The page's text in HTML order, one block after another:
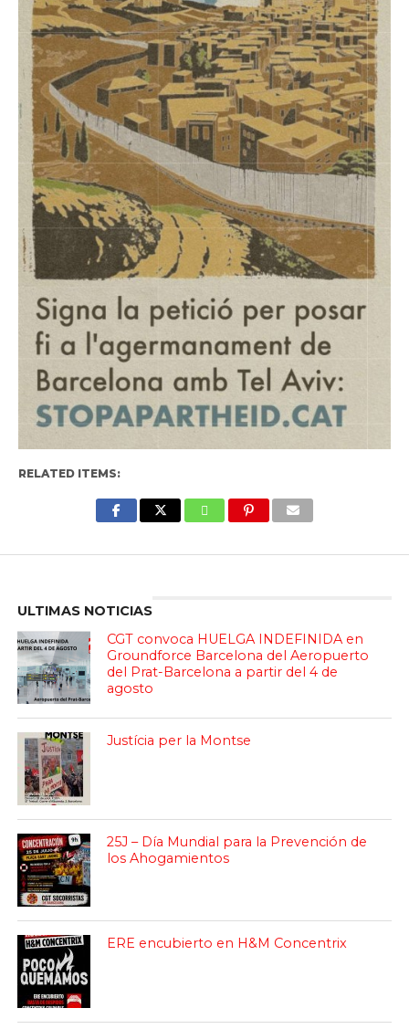
RELATED ITEMS:
ULTIMAS NOTICIAS
CGT convoca HUELGA INDEFINIDA en
Groundforce Barcelona del Aeropuerto
del Prat-Barcelona a partir del 4 de
agosto
Justícia per la Montse
25J – Día Mundial para la Prevención de
los Ahogamientos
ERE encubierto en H&M Concentrix